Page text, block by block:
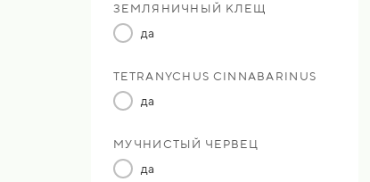
ЗЕМЛЯНИЧНЫЙ КЛЕЩ
да
TETRANYCHUS CINNABARINUS
да
МУЧНИСТЫЙ ЧЕРВЕЦ
да